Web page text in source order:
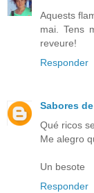
Aquests
mai. Tens
reveure!
Responder
Sabores
Qué ricos
Me alegro
Un besote
Responder